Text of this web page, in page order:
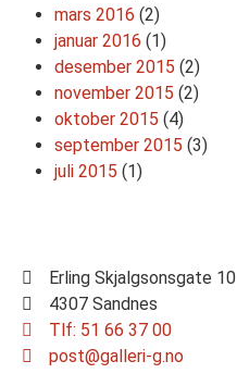
mars 2016 (2)
januar 2016 (1)
desember 2015 (2)
november 2015 (2)
oktober 2015 (4)
september 2015 (3)
juli 2015 (1)
Erling Skjalgsonsgate 10
4307 Sandnes
Tlf: 51 66 37 00
post@galleri-g.no